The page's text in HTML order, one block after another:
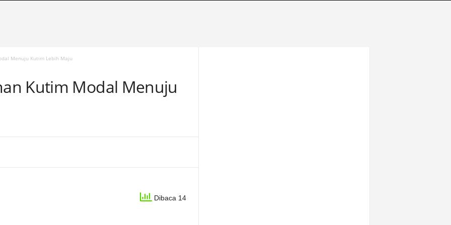
Menuju Kutim Lebih Maju
Kutim Modal Menuju
Dibaca 14